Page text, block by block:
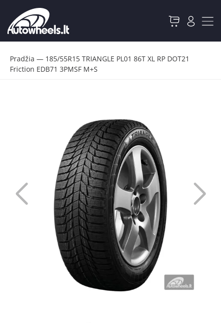
Pradžia — 185/55R15 TRIANGLE PL01 86T XL RP DOT21
Friction EDB71 3PMSF M+S